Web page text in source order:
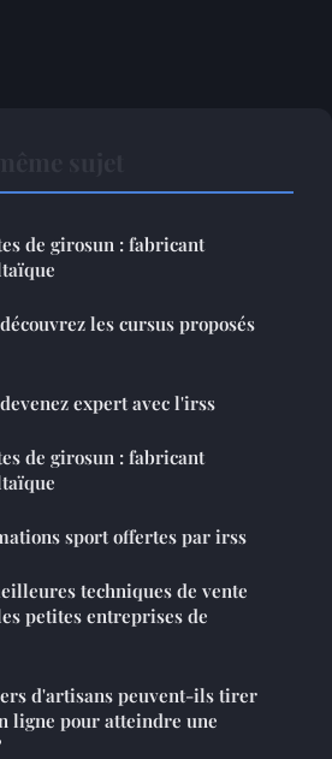
de girosun : fabricant
les cursus proposés
expert avec l'irss
de girosun : fabricant
sport offertes par irss
techniques de vente
petites entreprises de
d'artisans peuvent-ils tirer
ligne pour atteindre une